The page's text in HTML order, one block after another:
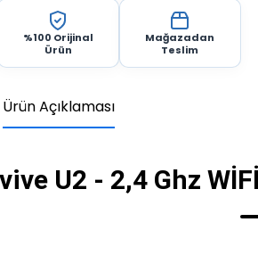
%100 Orijinal
Ürün
Mağazadan
Teslim
Ürün Açıklaması
U2 - 2,4 Ghz